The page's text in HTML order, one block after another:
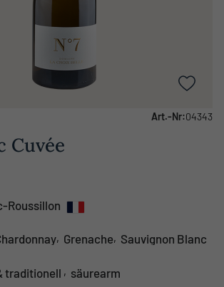
Art.-Nr:04343
Cuvée
Roussillon
, Grenache, Sauvignon Blanc
traditionell , säurearm